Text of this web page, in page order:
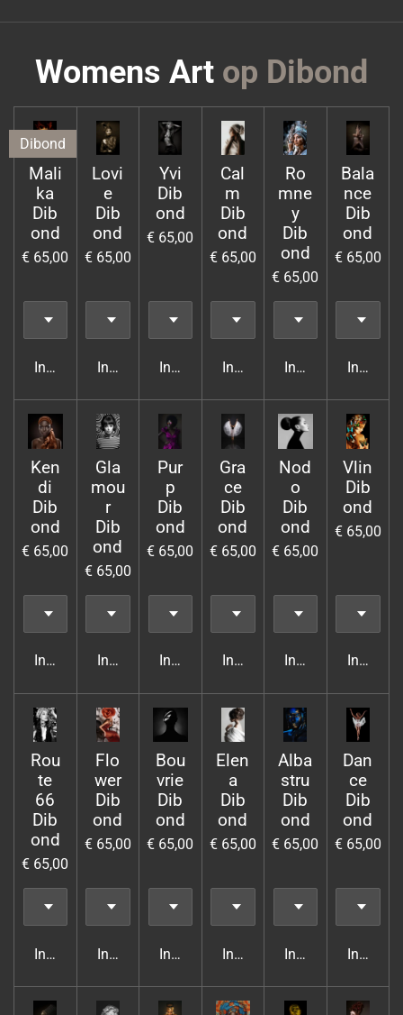
Womens Art op Dibond
Dibond
Mali
ka
Dib
ond
€ 65,00
In winkelwagen
Lovi
e
Dib
ond
€ 65,00
In winkelwagen
Yvi
Dib
ond
€ 65,00
In winkelwagen
Cal
m
Dib
ond
€ 65,00
In winkelwagen
Ro
mne
y
Dib
ond
€ 65,00
In winkelwagen
Bala
nce
Dib
ond
€ 65,00
In
Ken
di
Dib
ond
€ 65,00
In winkelwagen
Gla
mou
r
Dib
ond
€ 65,00
In winkelwagen
Pur
p
Dib
ond
€ 65,00
In winkelwagen
Gra
ce
Dib
ond
€ 65,00
In winkelwagen
Nod
o
Dib
ond
€ 65,00
In winkelwagen
Vlin
Dib
ond
€ 65,00
In
Rou
te
66
Dib
ond
€ 65,00
In winkelwagen
Flo
wer
Dib
ond
€ 65,00
In winkelwagen
Bou
vrie
Dib
ond
€ 65,00
In winkelwagen
Elen
a
Dib
ond
€ 65,00
In winkelwagen
Alba
stru
Dib
ond
€ 65,00
In winkelwagen
Dan
ce
Dib
ond
€ 65,00
In